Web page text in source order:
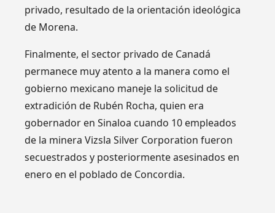
privado, resultado de la orientación ideológica
de Morena.
Finalmente, el sector privado de Canadá
permanece muy atento a la manera como el
gobierno mexicano maneje la solicitud de
extradición de Rubén Rocha, quien era
gobernador en Sinaloa cuando 10 empleados
de la minera Vizsla Silver Corporation fueron
secuestrados y posteriormente asesinados en
enero en el poblado de Concordia.